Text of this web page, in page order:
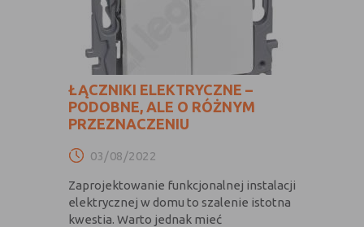
czemu witryna może pokazywać
odpowiednie informacje i funkcje
umożliwiają zapisywanie informacji o
tym, jak użytkownicy korzystają z
witryny. Mogą one dotyczyć najczęściej
odwiedzanych stron lub ewentualnych
komunikatów o błędach
wyświetlanych na niektórych stronach.
Pliki cookie służące do zapisywania
usługi i zwiększać komfort
przeglądania stron
ŁĄCZNIKI ELEKTRYCZNE –
PODOBNE, ALE O RÓŻNYM
PRZEZNACZENIU
03/08/2022
Zaprojektowanie funkcjonalnej instalacji
elektrycznej w domu to szalenie istotna
kwestia. Warto jednak mieć